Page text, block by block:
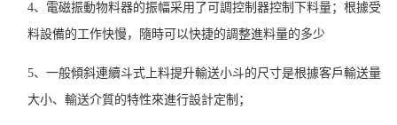
4、電磁振動物料器的振幅采用了可調控制器控制下料量；根據受
料設備的工作快慢，隨時可以快捷的調整進料量的多少
5、一般傾斜連續斗式上料提升輸送小斗的尺寸是根據客戶輸送量
大小、輸送介質的特性來進行設計定制；